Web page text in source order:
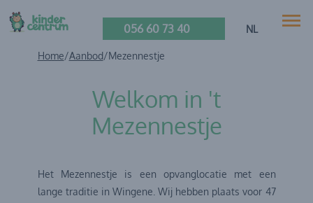
056 60 73 40 NL
Home/Aanbod/Mezennestje
Welkom in 't
Mezennestje
Het Mezennestje is een opvanglocatie met een
lange traditie in Wingene. Wij hebben plaats voor 47